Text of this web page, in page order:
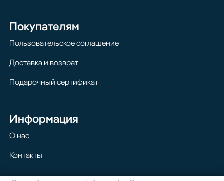
Покупателям
Пользовательское соглашение
Доставка и возврат
Подарочный сертификат
Информация
О нас
Контакты